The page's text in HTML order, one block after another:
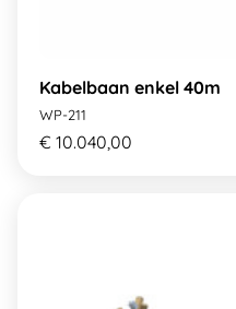
Kabelbaan enkel 40m
WP-211
€ 10.040,00